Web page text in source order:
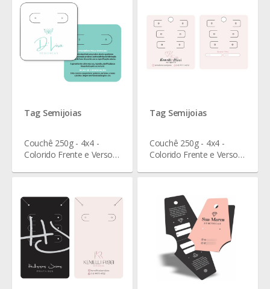
Tag Semijoias
Couchê 250g - 4x4 -
Colorido Frente e Verso -
Tag Semijoias
Couchê 250g - 4x4 -
Colorido Frente e Verso -